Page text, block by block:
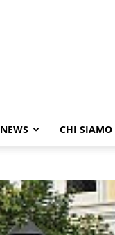
NEWS CHI SIAMO